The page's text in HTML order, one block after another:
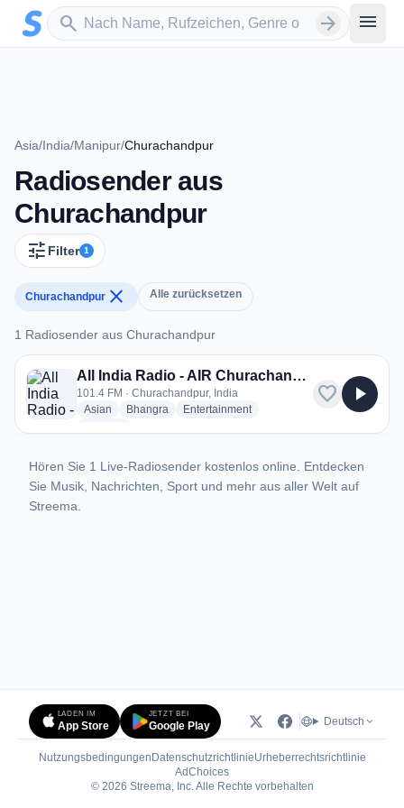
Zum Hauptinhalt springen
search
Sender suchen arrow_forward menu
Asia/India/Manipur/Churachandpur
Radiosender aus
Churachandpur
tune Filter 1
Churachandpur close Alle zurücksetzen
1 Radiosender aus Churachandpur
1 Radiosender aus Churachandpur
All India Radio - AIR Churachandpur
101.4 FM · Churachandpur, India
Asian radio stations
Bhangra radio stations
Entertainmentradio stations
favorite play_arrow
Hören Sie 1 Live-Radiosender kostenlos online. Entdecken
Sie Musik, Nachrichten, Sport und mehr aus aller Welt auf
Streema.
LADEN IM
App Store
JETZT BEI
Google Play Deutsch
Nutzungsbedingungen DatenschutzrichtlinieUrheberrechtsrichtlinie
AdChoices(öffnet in neuem Tab)
© 2026 Streema, Inc. Alle Rechte vorbehalten